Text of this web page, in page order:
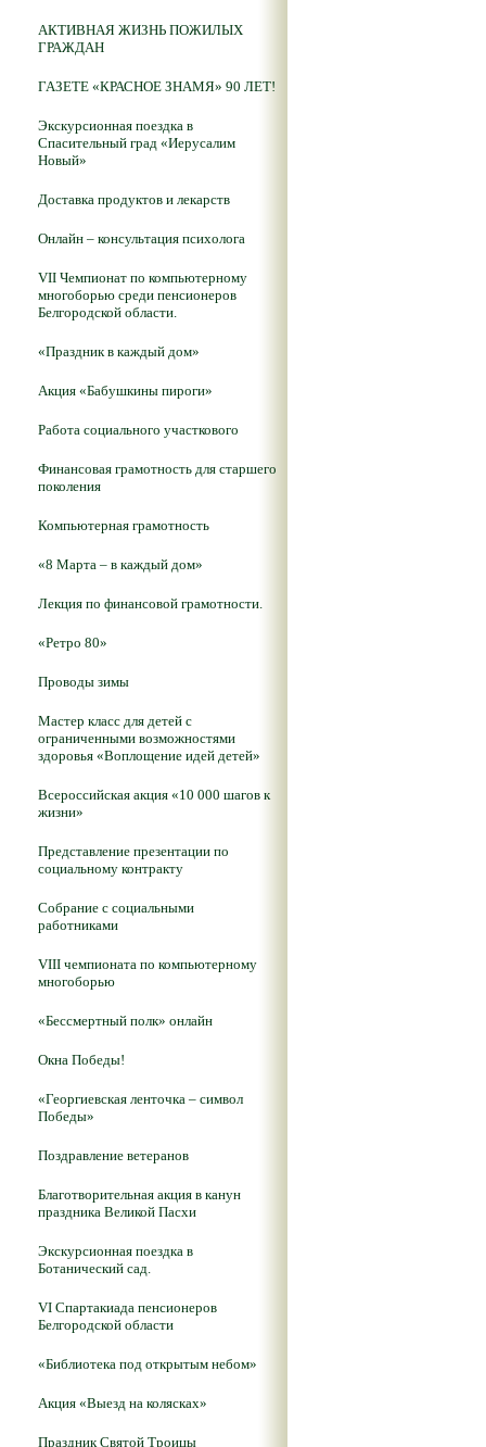
АКТИВНАЯ ЖИЗНЬ ПОЖИЛЫХ
ГРАЖДАН
ГАЗЕТЕ «КРАСНОЕ ЗНАМЯ» 90 ЛЕТ!
Экскурсионная поездка в
Спасительный град «Иерусалим
Новый»
Доставка продуктов и лекарств
Онлайн – консультация психолога
VII Чемпионат по компьютерному
многоборью среди пенсионеров
Белгородской области.
«Праздник в каждый дом»
Акция «Бабушкины пироги»
Работа социального участкового
Финансовая грамотность для старшего
поколения
Компьютерная грамотность
«8 Марта – в каждый дом»
Лекция по финансовой грамотности.
«Ретро 80»
Проводы зимы
Мастер класс для детей с
ограниченными возможностями
здоровья «Воплощение идей детей»
Всероссийская акция «10 000 шагов к
жизни»
Представление презентации по
социальному контракту
Собрание с социальными
работниками
VIII чемпионата по компьютерному
многоборью
«Бессмертный полк» онлайн
Окна Победы!
«Георгиевская ленточка – символ
Победы»
Поздравление ветеранов
Благотворительная акция в канун
праздника Великой Пасхи
Экскурсионная поездка в
Ботанический сад.
VI Спартакиада пенсионеров
Белгородской области
«Библиотека под открытым небом»
Акция «Выезд на колясках»
Праздник Святой Троицы